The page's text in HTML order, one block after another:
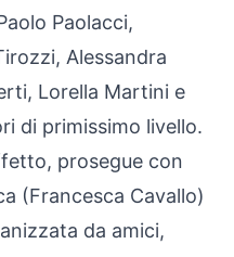
Paolacci,
Alessandra
Lorella Martini e
di primissimo livello.
prosegue con
(Francesca Cavallo)
da amici,